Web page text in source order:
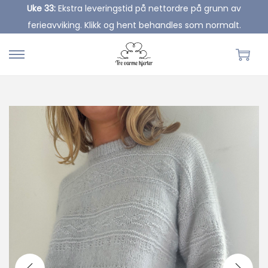
Uke 33: Ekstra leveringstid på nettordre på grunn av
ferieavviking. Klikk og hent behandles som normalt.
S
p
t
o
n
a
v
i
g
a
t
S
p
t
o
c
o
n
t
e
n
t